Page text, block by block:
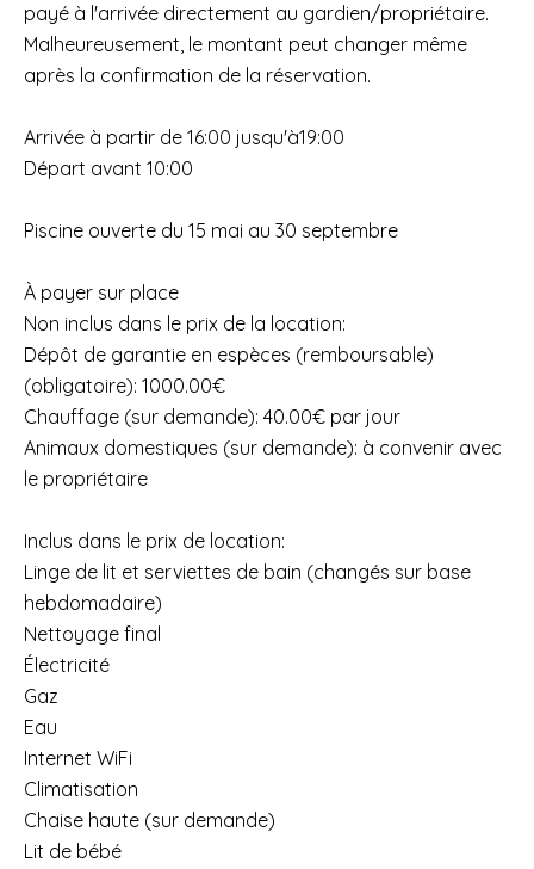
payé à l'arrivée directement au gardien/propriétaire.
Malheureusement, le montant peut changer même
après la confirmation de la réservation.
Arrivée à partir de 16:00 jusqu'à19:00
Départ avant 10:00
Piscine ouverte du 15 mai au 30 septembre
À payer sur place
Non inclus dans le prix de la location:
Dépôt de garantie en espèces (remboursable)
(obligatoire): 1000.00€
Chauffage (sur demande): 40.00€ par jour
Animaux domestiques (sur demande): à convenir avec
le propriétaire
Inclus dans le prix de location:
Linge de lit et serviettes de bain (changés sur base
hebdomadaire)
Nettoyage final
Électricité
Gaz
Eau
Internet WiFi
Climatisation
Chaise haute (sur demande)
Lit de bébé